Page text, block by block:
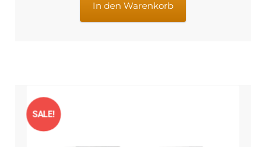
€26,95 €21,95.
In den Warenkorb
SALE!